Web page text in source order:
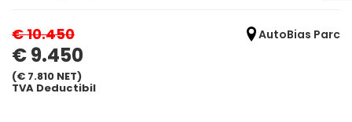
€ 10.450 AutoBias Parc
€ 9.450
(€ 7.810 NET)
TVA Deductibil